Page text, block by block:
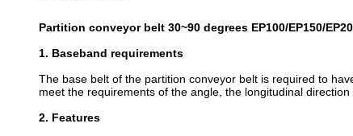
Partition conveyor belt 30~90 degrees EP100/EP150/
1. Baseband requirements
The base belt of the partition conveyor belt is required to
meet the requirements of the angle, the longitudinal
2. Features